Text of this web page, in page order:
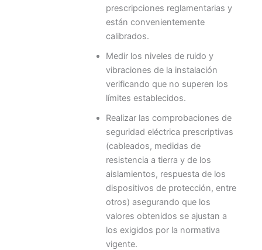
prescripciones reglamentarias y
están convenientemente
calibrados.
Medir los niveles de ruido y
vibraciones de la instalación
verificando que no superen los
límites establecidos.
Realizar las comprobaciones de
seguridad eléctrica prescriptivas
(cableados, medidas de
resistencia a tierra y de los
aislamientos, respuesta de los
dispositivos de protección, entre
otros) asegurando que los
valores obtenidos se ajustan a
los exigidos por la normativa
vigente.